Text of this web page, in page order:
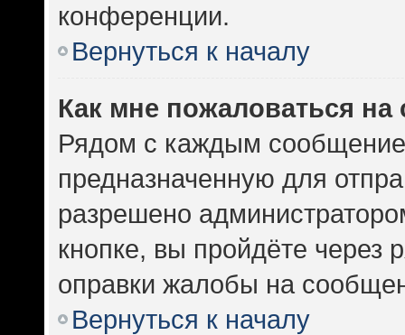
конференции.
Вернуться к началу
Как мне пожаловаться
Рядом с каждым
предназначенную для
разрешено
кнопке, вы пройдёте
оправки жалобы на
Вернуться к началу